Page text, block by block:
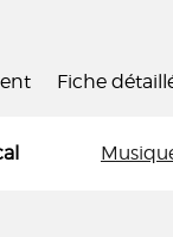
Fiche